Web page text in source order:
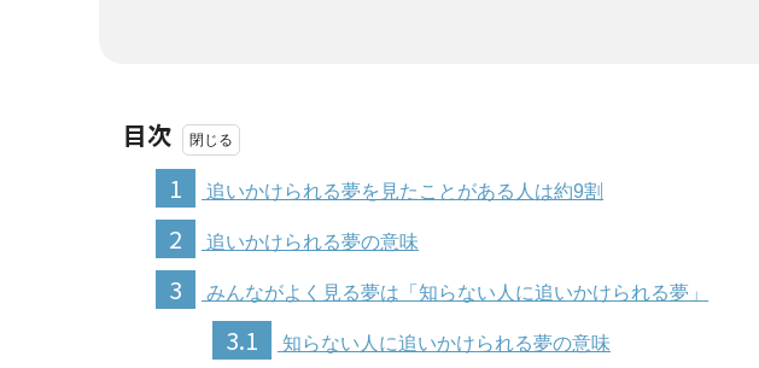
目次
1
追いかけられる夢を見たことがある人は約9割
2 追いかけられる夢の意味
3 みんながよく見る夢は「知らない人に追いかけられる夢」
3.1 知らない人に追いかけられる夢の意味